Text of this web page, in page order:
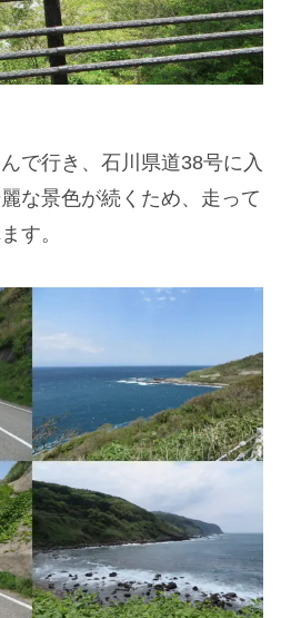
で行き、石川県道38号に入
な景色が続くため、走って
す。